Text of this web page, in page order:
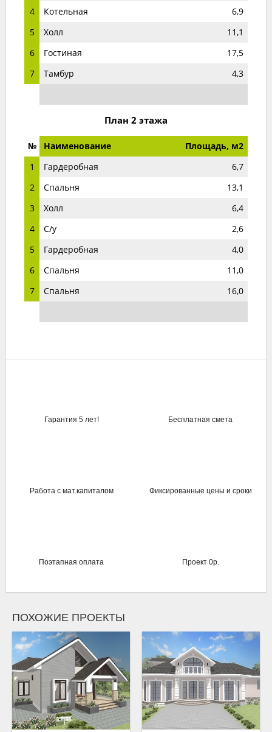
4
Котельная
6,9
5
Холл
11,1
6
Гостиная
17,5
7
Тамбур 4,3
План 2 этажа
№ Наименование
Площадь, м2
1
Гардеробная
6,7
2
Спальня
13,1
3
Холл
6,4
4
С/у
2,6
5
Гардеробная
4,0
6
Спальня
11,0
7
Спальня 16,0
Гарантия 5 лет! Бесплатная смета
Работа с мат.капиталом Фиксированные цены и сроки
Поэтапная оплата Проект 0р.
ПОХОЖИЕ ПРОЕКТЫ